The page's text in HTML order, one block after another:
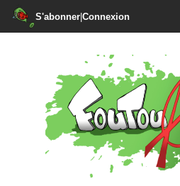
S'abonner|Connexion